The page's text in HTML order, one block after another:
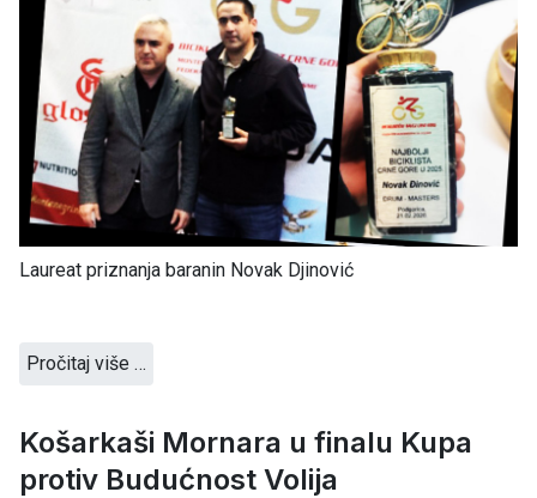
Laureat priznanja baranin Novak Djinović
Pročitaj više …
Košarkaši Mornara u finalu Kupa
protiv Budućnost Volija